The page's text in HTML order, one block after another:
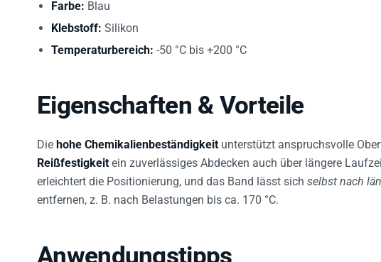
Klebstoff: Silikon
Temperaturbereich: -50 °C bis +200 °C
Eigenschaften & Vorteile
Die hohe Chemikalienbeständigkeit unterstützt anspruchsvolle
Reißfestigkeit ein zuverlässiges Abdecken auch über längere
erleichtert die Positionierung, und das Band lässt sich selbst nach
entfernen, z. B. nach Belastungen bis ca. 170 °C.
Anwendungstipps